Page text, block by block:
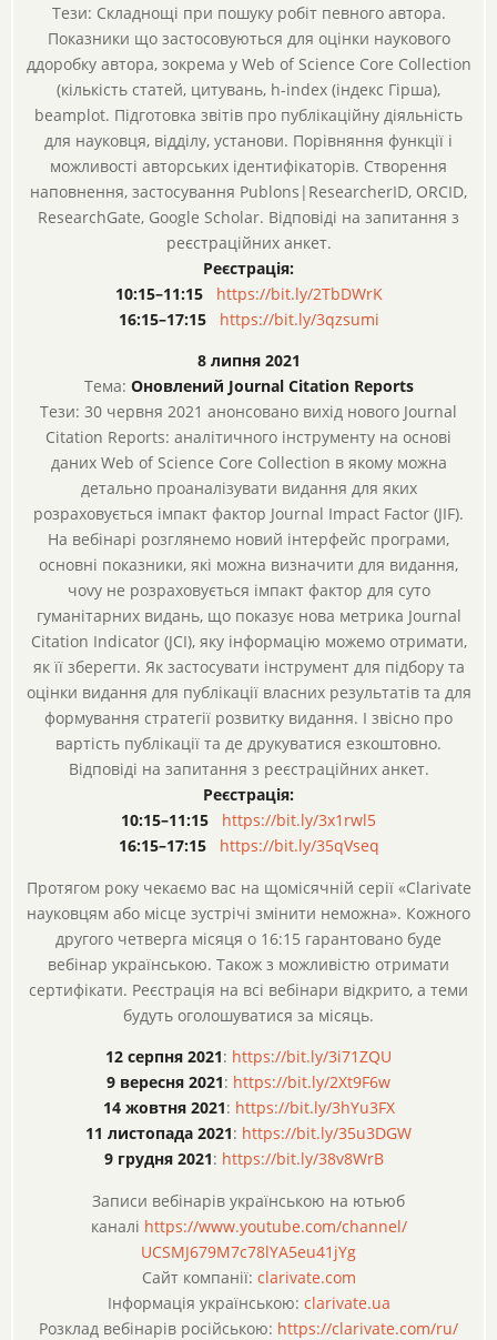
Тези: Складнощі при пошуку робіт певного автора.
Показники що застосовуються для оцінки наукового
ддоробку автора, зокрема у Web of Science Core Collection
(кількість статей, цитувань, h-index (індекс Гірша),
beamplot. Підготовка звітів про публікаційну діяльність
для науковця, відділу, установи. Порівняння функції і
можливості авторських ідентифікаторів. Створення
наповнення, застосування Publons|ResearcherID, ORCID,
ResearchGate, Google Scholar. Відповіді на запитання з
реєстраційних анкет.
Реєстрація:
10:15–11:15
https://bit.ly/2TbDWrK
16:15–17:15
https://bit.ly/3qzsumi
8 липня 2021
Тема: Оновлений Journal Citation Reports
Тези: 30 червня 2021 анонсовано вихід нового Journal
Citation Reports: аналітичного інструменту на основі
даних Web of Science Core Collection в якому можна
детально проаналізувати видання для яких
розраховується імпакт фактор Journal Impact Factor (JIF).
На вебінарі розглянемо новий інтерфейс програми,
основні показники, які можна визначити для видання,
чоvу не розраховуєтьcя імпакт фактор для суто
гуманітарних видань, що показує нова метрика Journal
Citation Indicator (JCI), яку інформацію можемо отримати,
як її зберегти. Як застосувати інструмент для підбору та
оцінки видання для публікації власних результатів та для
формування стратегії розвитку видання. І звісно про
вартість публікації та де друкуватися езкоштовно.
Відповіді на запитання з реєстраційних анкет.
Реєстрація:
10:15–11:15
https://bit.ly/3x1rwl5
16:15–17:15
https://bit.ly/35qVseq
Протягом року чекаємо вас на щомісячній серії «Clarivate
науковцям або місце зустрічі змінити неможна». Кожного
другого четверга місяця о 16:15 гарантовано буде
вебінар українською. Також з можливістю отримати
сертифікати. Реєстрація на всі вебінари відкрито, а теми
будуть оголошуватися за місяць.
12 серпня 2021: https://bit.ly/3i71ZQU
9 вересня 2021: https://bit.ly/2Xt9F6w
14 жовтня 2021: https://bit.ly/3hYu3FX
11 листопада 2021: https://bit.ly/35u3DGW
9 грудня 2021: https://bit.ly/38v8WrB
Записи вебінарів українською на ютьюб
каналі https://www.youtube.com/channel/
UCSMJ679M7c78lYA5eu41jYg
Сайт компанії: clarivate.com
Iнформація українською: clarivate.ua
Розклад вебінарів російською: https://clarivate.com/ru/